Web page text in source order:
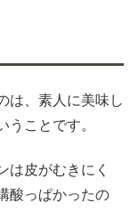
は、素人に美味し
うことです。
は皮がむきにく
酸っぱかったの